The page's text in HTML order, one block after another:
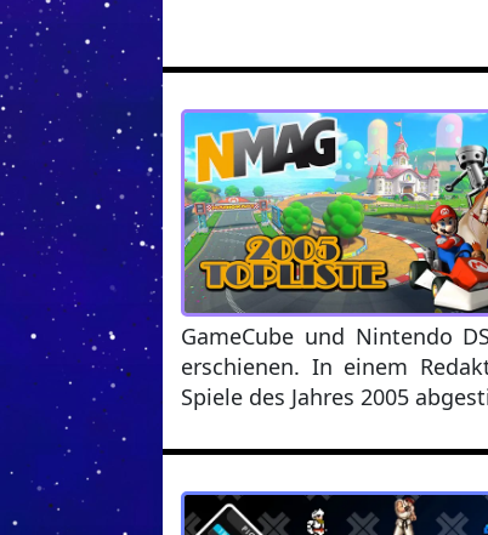
GameCube und Nintendo
erschienen. In einem
Spiele des Jahres 2005